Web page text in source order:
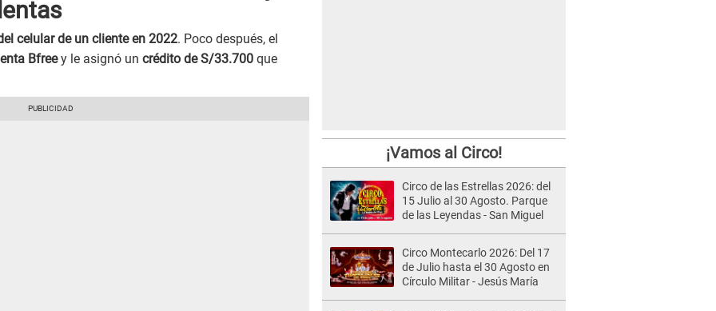
celular de un cliente en 2022. Poco después, el
Bfreey le asignó un crédito de S/33.700 que
¡Vamos al Circo!
Circo de las Estrellas 2026: del
15 Julio al 30 Agosto. Parque
de las Leyendas - San Miguel
Circo Montecarlo 2026: Del 17
de Julio hasta el 30 Agosto en
Círculo Militar - Jesús María